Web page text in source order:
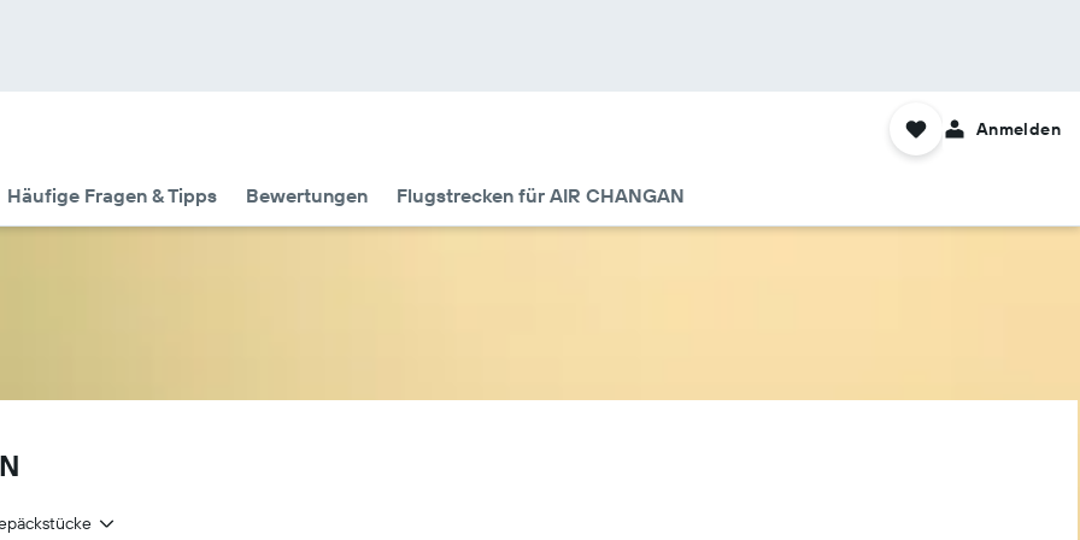
Häufige Fragen & Tipps Bewertungen Flugstrecken für AIR CHANGAN
Anmelden